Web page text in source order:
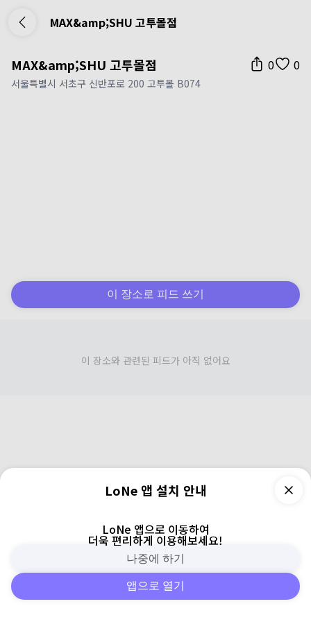
MAX&amp;SHU 고투몰점
MAX&amp;SHU 고투몰점 0 0
서울특별시 서초구 신반포로 200 고투몰 B074
이 장소로 피드 쓰기
이 장소와 관련된 피드가 아직 없어요
피드 주변 검색 로그인
LoNe 앱 설치 안내
LoNe 앱으로 이동하여
더욱 편리하게 이용해보세요!
나중에 하기
앱으로 열기